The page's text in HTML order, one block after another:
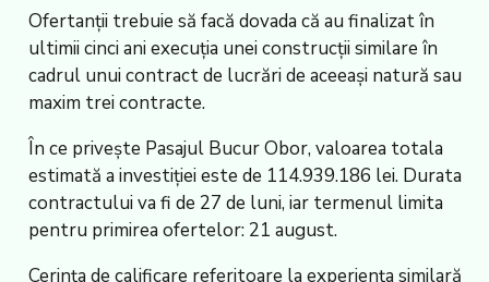
Ofertanții trebuie să facă dovada că au finalizat în
ultimii cinci ani execuția unei construcții similare în
cadrul unui contract de lucrări de aceeași natură sau
maxim trei contracte.
În ce privește Pasajul Bucur Obor, valoarea totala
estimată a investiției este de 114.939.186 lei. Durata
contractului va fi de 27 de luni, iar termenul limita
pentru primirea ofertelor: 21 august.
Cerința de calificare referitoare la experiența similară